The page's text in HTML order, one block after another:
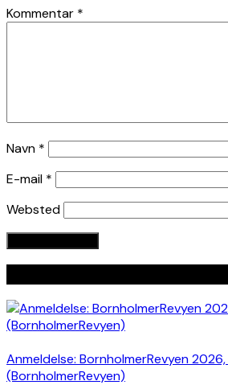
Kommentar *
Navn *
E-mail *
Websted
Anmeldelse: BornholmerRevyen
(BornholmerRevyen)